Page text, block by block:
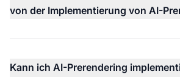
von der Implementierung von AI-
Kann ich AI-Prerendering